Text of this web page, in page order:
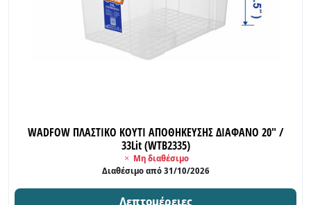
WADFOW ΠΛΑΣΤΙΚΟ ΚΟΥΤΙ ΑΠΟΘΗΚΕΥΣΗΣ ΔΙΑΦΑΝΟ 20" /
33Lit (WTB2335)
Μη διαθέσιμο
Διαθέσιμο από 31/10/2026
Λεπτομέρειες